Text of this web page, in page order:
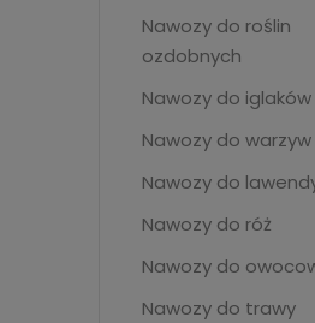
Nawozy do roślin
ozdobnych
Nawozy do iglaków
Nawozy do warzyw
Nawozy do
Nawozy do róż
Nawozy do
Nawozy do trawy